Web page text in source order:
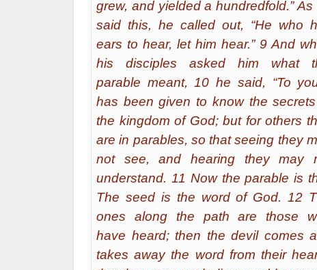
grew, and yielded a hundredfold.” As
said this, he called out, “He who
ears to hear, let him hear.” 9 And
his disciples asked him what
parable meant, 10 he said, “To
has been given to know the
the kingdom of God; but for others
are in parables, so that seeing they
not see, and hearing they may
understand. 11 Now the parable is
The seed is the word of God. 12
ones along the path are those
have heard; then the devil comes
takes away the word from their